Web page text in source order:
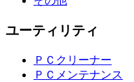
ユーティリティ
ＰＣクリーナー
ＰＣメンテナンス